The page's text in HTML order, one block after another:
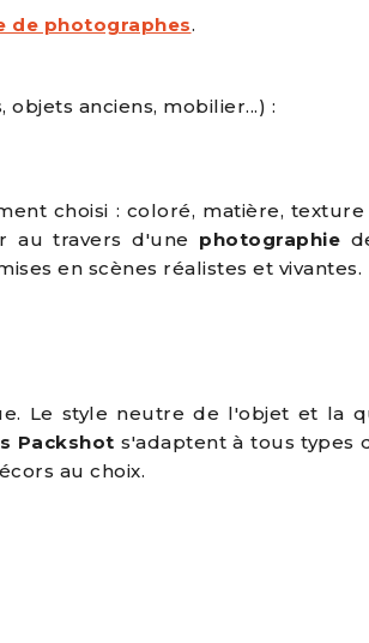
de photographes.
anciens, mobilier...) :
choisi : coloré, matière,
au travers d'une photographie
en scènes réalistes et vivantes.
Le style neutre de l'objet et la
Packshot s'adaptent à tous types
au choix.